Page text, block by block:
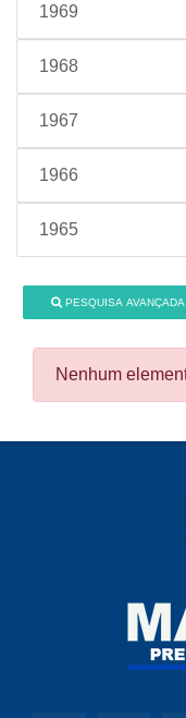
1969
1968
1967
1966
1965
PESQUISA AVANÇADA
Nenhum